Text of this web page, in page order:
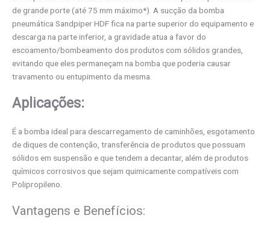
de grande porte (até 75 mm máximo*). A sucção da bomba
pneumática Sandpiper HDF fica na parte superior do equipamento e
descarga na parte inferior, a gravidade atua a favor do
escoamento/bombeamento dos produtos com sólidos grandes,
evitando que eles permaneçam na bomba que poderia causar
travamento ou entupimento da mesma.
Aplicações:
É a bomba ideal para descarregamento de caminhões, esgotamento
de diques de contenção, transferência de produtos que possuam
sólidos em suspensão e que tendem a decantar, além de produtos
químicos corrosivos que sejam quimicamente compatíveis com
Polipropileno.
Vantagens e Benefícios: